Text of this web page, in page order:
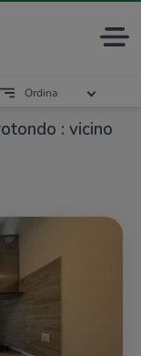
: vicino
Ordina